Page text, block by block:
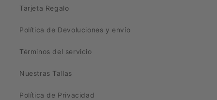
Tarjeta Regalo
Política de Devoluciones y envío
Términos del servicio
Nuestras Tallas
Política de Privacidad